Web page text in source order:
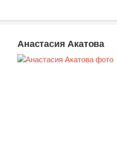
Анастасия Акатова